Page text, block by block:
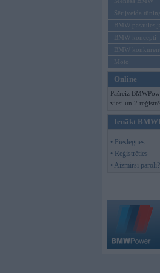
Sērijveida
BMW pasaules
BMW koncepti
BMW
Moto
Online
Pašreiz
viesi un 2
Ienākt
• Pieslēgties
• Reģistrēties
• Aizmirsi paroli?